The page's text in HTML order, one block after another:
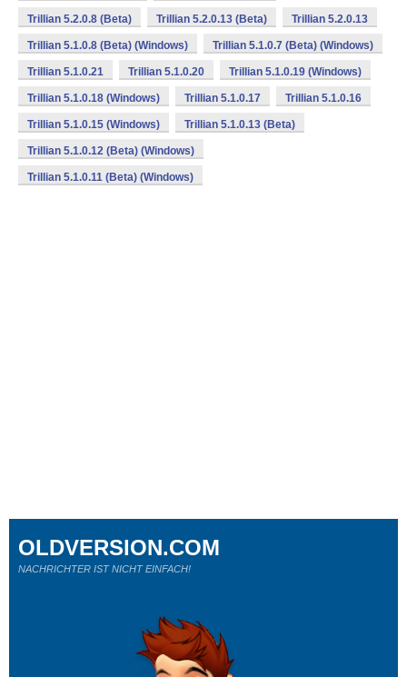
Trillian 5.2.0.8 (Beta) Trillian 5.2.0.13 (Beta) Trillian 5.2.0.13
Trillian 5.1.0.8 (Beta) (Windows) Trillian 5.1.0.7 (Beta) (Windows)
Trillian 5.1.0.21 Trillian 5.1.0.20 Trillian 5.1.0.19 (Windows)
Trillian 5.1.0.18 (Windows) Trillian 5.1.0.17 Trillian 5.1.0.16
Trillian 5.1.0.15 (Windows) Trillian 5.1.0.13 (Beta)
Trillian 5.1.0.12 (Beta) (Windows)
Trillian 5.1.0.11 (Beta) (Windows)
OLDVERSION.COM
NACHRICHTER IST NICHT EINFACH!